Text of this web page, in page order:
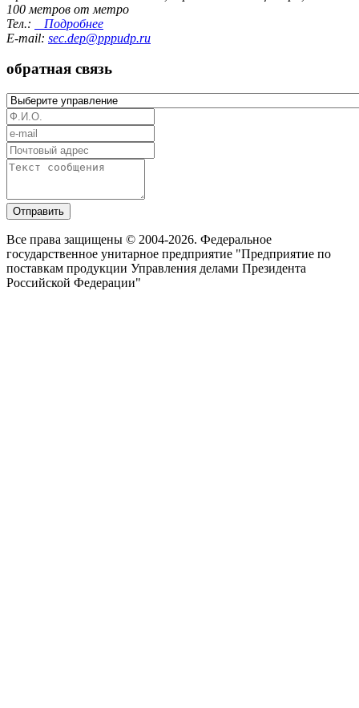
100 метров от метро
Тел.:
Подробнее
E-mail: sec.dep@pppudp.ru
обратная связь
Отправить
Все права защищены © 2004-2026. Федеральное
государственное унитарное предприятие "Предприятие по
поставкам продукции Управления делами Президента
Российской Федерации"